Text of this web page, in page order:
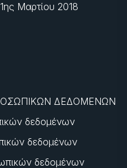
1ης Μαρτίου 2018
ΔΕΔΟΜΕΝΩΝ
δεδομένων
δεδομένων
δεδομένων